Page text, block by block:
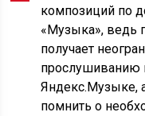
композиций по
«Музыка», ведь
получает
прослушиванию
Яндекс.Музыке,
помнить о